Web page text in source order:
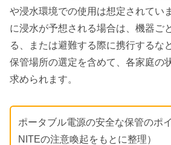
や浸水環境での使用は想定されてい
に浸水が予想される場合は、機器ご
る、または避難する際に携行するな
保管場所の選定を含めて、各家庭の
求められます。
ポータブル電源の安全な保管のポ
NITEの注意喚起をもとに整理）